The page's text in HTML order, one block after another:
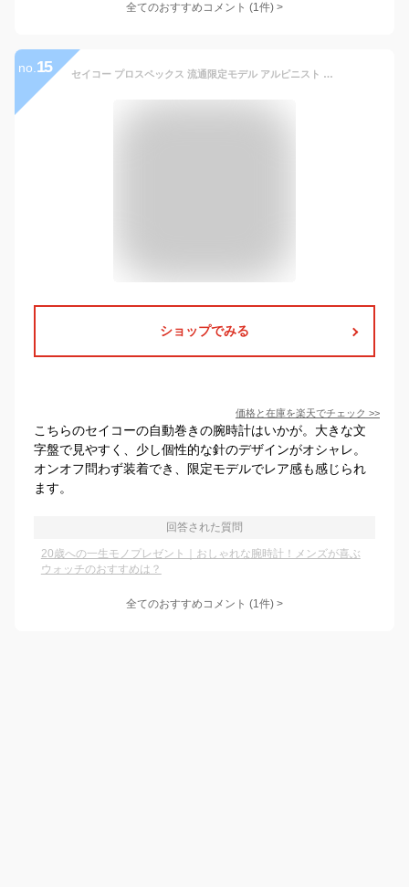
全てのおすすめコメント (1件) >
no. 15 セイコー プロスペックス 流通限定モデル アルピニスト 自動巻き SBDC091 腕時計 ブランド メンズ グリーン×ブラウン SEIKO PROSPEX 成人祝い プレゼント ギフト
ショップでみる
価格と在庫を楽天でチェック >>
こちらのセイコーの自動巻きの腕時計はいかが。大きな文
字盤で見やすく、少し個性的な針のデザインがオシャレ。
オンオフ問わず装着でき、限定モデルでレア感も感じられ
ます。
回答された質問
20歳への一生モノプレゼント｜おしゃれな腕時計！メンズが喜ぶ
ウォッチのおすすめは？
全てのおすすめコメント (1件) >